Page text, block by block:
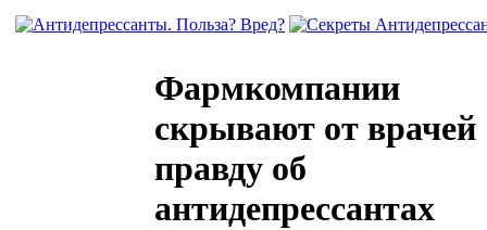
Фармкомпании
скрывают от врачей
правду об
антидепрессантах